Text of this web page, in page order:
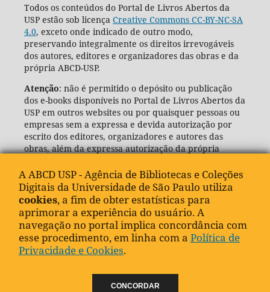
Todos os conteúdos do Portal de Livros Abertos da
USP estão sob licença Creative Commons CC-BY-NC-SA
4.0, exceto onde indicado de outro modo,
preservando integralmente os direitos irrevogáveis
dos autores, editores e organizadores das obras e da
própria ABCD-USP.
Atenção: não é permitido o depósito ou publicação
dos e-books disponíveis no Portal de Livros Abertos da
USP em outros websites ou por quaisquer pessoas ou
empresas sem a expressa e devida autorização por
escrito dos editores, organizadores e autores das
obras, além da expressa autorização da própria
(ABCD-USP).
A ABCD USP - Agência de Bibliotecas e Coleções
Digitais da Universidade de São Paulo utiliza
cookies, a fim de obter estatísticas para
aprimorar a experiência do usuário. A
navegação no portal implica concordância com
esse procedimento, em linha com a Política de
Privacidade e Cookies.
CONCORDAR